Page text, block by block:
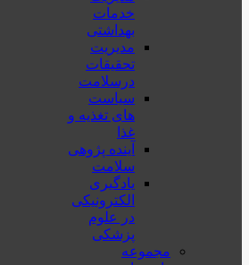
خدمات
بهداشتی
مدیریت
تحقیقات
درسلامت
سیاست
های تغذیه و
غذا
آینده پژوهی
سلامت
یادگیری
الکترونیکی
در علوم
پزشکی
مجموعه